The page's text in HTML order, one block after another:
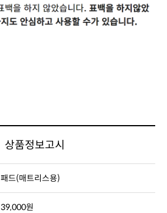
상품정보고시
패드(매트리스용)
39,000원